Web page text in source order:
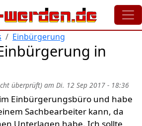
Einbürgerung
in
überprüft) am Di. 12 Sep 2017 - 18:36
Einbürgerungsbüro und habe
Sachbearbeiter kann, da